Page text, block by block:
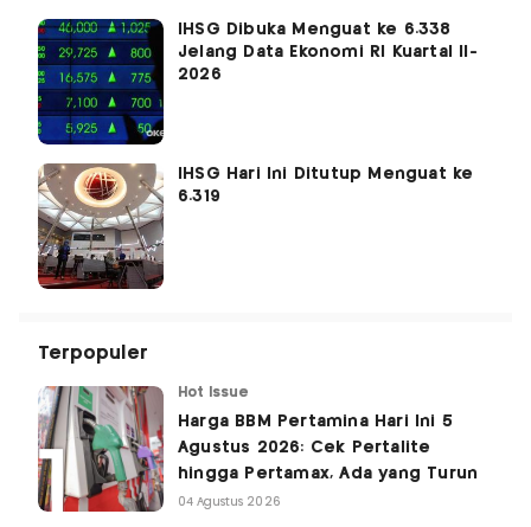
IHSG Dibuka Menguat ke 6.338
Jelang Data Ekonomi RI Kuartal II-
2026
IHSG Hari Ini Ditutup Menguat ke
6.319
Terpopuler
Hot Issue
Harga BBM Pertamina Hari Ini 5
Agustus 2026: Cek Pertalite
hingga Pertamax, Ada yang Turun
04 Agustus 2026